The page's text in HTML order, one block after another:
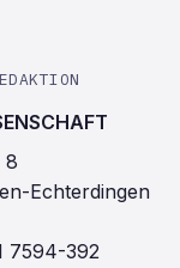
8
Echterdingen
7594-392